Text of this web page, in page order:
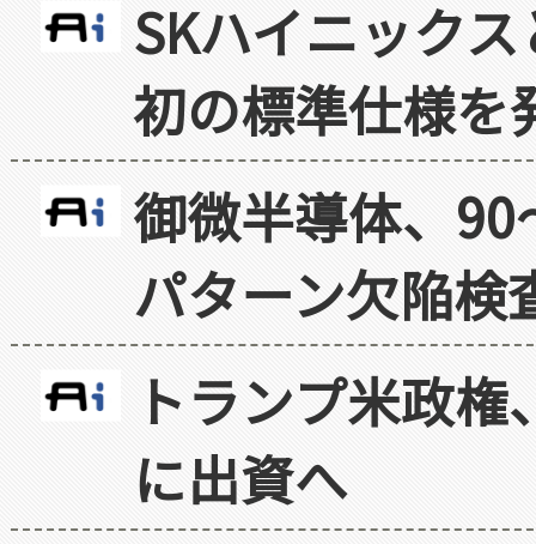
SKハイニック
初の標準仕様を
御微半導体、
パターン欠陥検
トランプ米政
に出資へ